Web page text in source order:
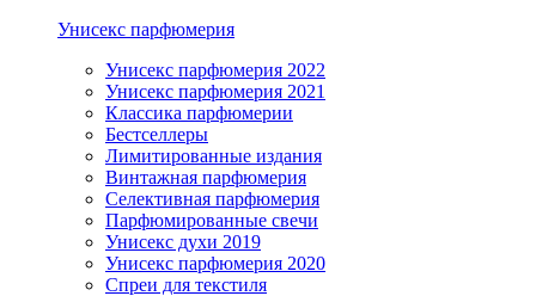
Унисекс парфюмерия
Унисекс парфюмерия 2022
Унисекс парфюмерия 2021
Классика парфюмерии
Бестселлеры
Лимитированные издания
Винтажная парфюмерия
Селективная парфюмерия
Парфюмированные свечи
Унисекс духи 2019
Унисекс парфюмерия 2020
Спреи для текстиля